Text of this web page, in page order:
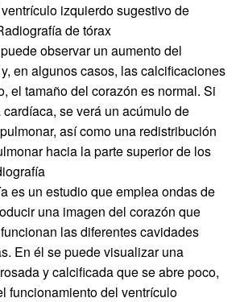
izquierdo sugestivo de
de tórax
observar un aumento del
en algunos casos, las calcificaciones
el tamaño del corazón es normal. Si
se verá un acúmulo de
así como una redistribución
hacia la parte superior de los
es un estudio que emplea ondas de
una imagen del corazón que
las diferentes cavidades
En él se puede visualizar una
y calcificada que se abre poco,
funcionamiento del ventrículo